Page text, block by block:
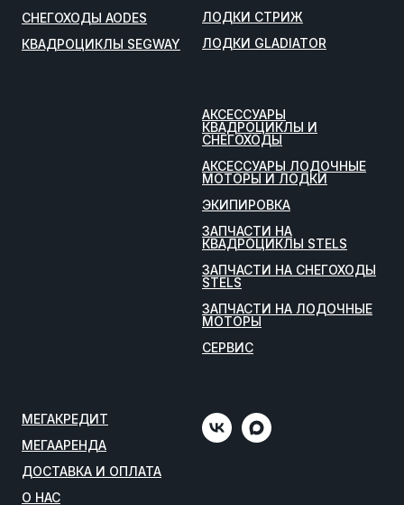
СНЕГОХОДЫ AODES
КВАДРОЦИКЛЫ SEGWAY
ЛОДКИ СТРИЖ
ЛОДКИ GLADIATOR
АКСЕССУАРЫ
КВАДРОЦИКЛЫ И
СНЕГОХОДЫ
АКСЕССУАРЫ ЛОДОЧНЫЕ
МОТОРЫ И ЛОДКИ
ЭКИПИРОВКА
ЗАПЧАСТИ НА
КВАДРОЦИКЛЫ STELS
ЗАПЧАСТИ НА СНЕГОХОДЫ
STELS
ЗАПЧАСТИ НА ЛОДОЧНЫЕ
МОТОРЫ
СЕРВИС
МЕГАКРЕДИТ
МЕГААРЕНДА
ДОСТАВКА И ОПЛАТА
О НАС